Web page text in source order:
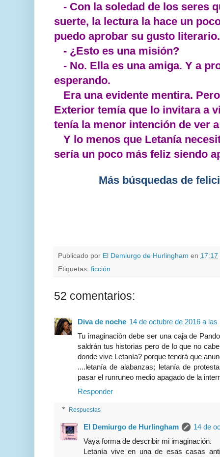
- Con la soledad de los seres
suerte, la lectura la hace un
puedo aprobar su gusto literario.
- ¿Esto es una misión?
- No. Ella es una amiga. Y a
esperando.
Era una evidente mentira.
Exterior temía que lo invitara a
tenía la menor intención de ver
Y lo menos que Letanía
sería un poco más feliz siendo
Más búsquedas de
Publicado por El Demiurgo de Hurlingham en 17:17
Etiquetas: ficción
52 comentarios:
Diva de noche 14 de octubre de 2016 a las
Tu imaginación debe ser una caja de
saldrán tus historias pero de lo que no
donde vive Letanía? porque tendrá que
....letanía de alabanzas; letanía de
pasar el runruneo medio apagado de la
Responder
Respuestas
El Demiurgo de Hurlingham
14 de
Vaya forma de describir mi imaginación.
Letanía vive en una de esas casas